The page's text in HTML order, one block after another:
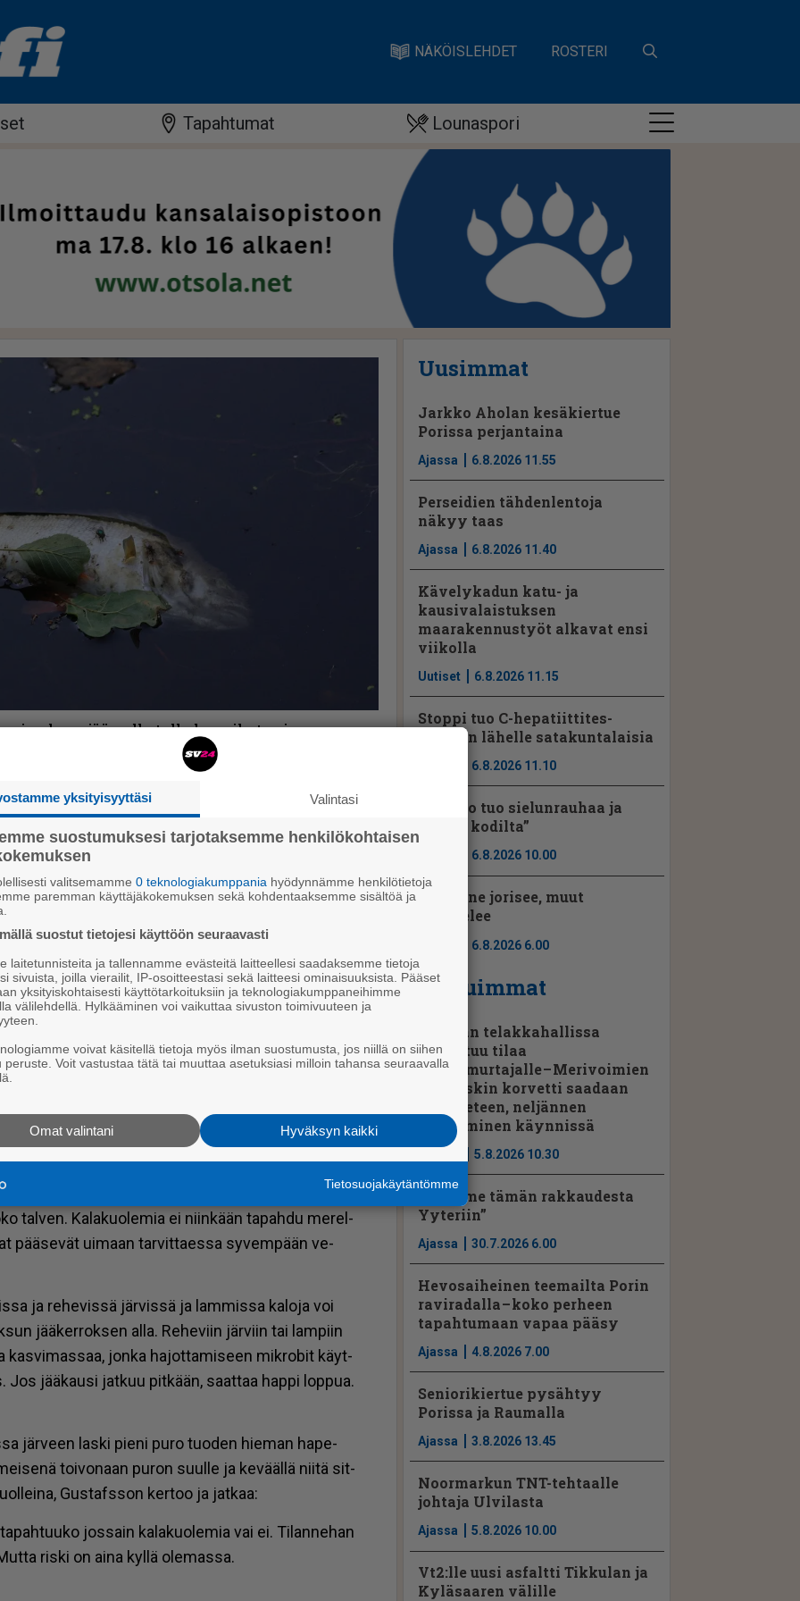
NÄKÖISLEHDET ROSTERI
Tapahtumat Lounaspori
paksun jään alla tulla happikatoa ja sen
kalakuolemia?
Whatsapp
on pak­su niin me­rel­lä kuin si­sä­ve­sil­lä­kin.
run­sain mää­rin ha­pen­puut­tee­seen jää­ker­
eri­tyi­sa­si­an­tun­ti­ja
ja pak­su­ja jää­ker­rok­sia on ol­lut en­
ol­lut vä­hem­män ja olem­me tot­tu­neet sii­hen, et­tä
tal­ven. Ka­la­kuo­le­mia ei niin­kään ta­pah­du me­rel­
pää­se­vät ui­maan tar­vit­ta­es­sa sy­vem­pään ve­
ja re­he­vis­sä jär­vis­sä ja lam­mis­sa ka­lo­ja voi
jää­ker­rok­sen al­la. Re­he­viin jär­viin tai lam­piin
kas­vi­mas­saa, jon­ka ha­jot­ta­mi­seen mik­ro­bit käyt­
Jos jää­kau­si jat­kuu pit­kään, saat­taa hap­pi lop­pua.
jär­veen las­ki pie­ni puro tuo­den hie­man ha­pe­
toi­vo­naan pu­ron suul­le ja ke­vääl­lä nii­tä sit­
Gus­tafs­son ker­too ja jat­kaa:
jos­sain ka­la­kuo­le­mia vai ei. Ti­lan­ne­han
ris­ki on ai­na kyl­lä ole­mas­sa.
Uusimmat
Jarkko Aholan kesäkiertue
Porissa perjantaina
Ajassa 6.8.2026 11.55
Perseidien tähdenlentoja
näkyy taas
Ajassa 6.8.2026 11.40
Kävelykadun katu- ja
kausivalaistuksen
maarakennustyöt alkavat ensi
viikolla
Uutiset 6.8.2026 11.15
Stoppi tuo C-hepatiit­ti­tes­
tauksen lähelle satakuntalaisia
6.8.2026 11.10
”Luonto tuo sielunrauhaa ja
tuntuu kodilta”
6.8.2026 10.00
Porilaine jorisee, muut
kuuntelee
6.8.2026 6.00
Luetuimmat
Rauman telakkahallissa
vapautuu tilaa
jenkkimurtajalle – Merivoimien
kolmaskin korvetti saadaan
pian veteen, neljännen
kokoaminen käynnissä
5.8.2026 10.30
”Teemme tämän rakkaudesta
Yyteriin”
Ajassa 30.7.2026 6.00
Hevosaiheinen teemailta Porin
raviradalla – koko perheen
tapahtumaan vapaa pääsy
Ajassa 4.8.2026 7.00
Seniorikiertue pysähtyy
Porissa ja Raumalla
Ajassa 3.8.2026 13.45
Noormarkun TNT-tehtaalle
johtaja Ulvilasta
Ajassa 5.8.2026 10.00
Vt2:lle uusi asfaltti Tikkulan ja
Kyläsaaren välille
yksityisyyttäsi Valintasi
suostumuksesi tarjotaksemme henkilökohtaisen
valitsemamme 0 teknologiakumppania hyödynnämme henkilötietoja
paremman käyttäjäkokemuksen sekä kohdentaaksemme sisältöä ja
suostut tietojesi käyttöön seuraavasti
laitetunnisteita ja tallennamme evästeitä laitteellesi saadaksemme tietoja
sivuista, joilla vierailit, IP-osoitteestasi sekä laitteesi ominaisuuksista. Pääset
yksityiskohtaisesti käyttötarkoituksiin ja teknologiakumppaneihimme
välilehdellä. Hylkääminen voi vaikuttaa sivuston toimivuuteen ja
voivat käsitellä tietoja myös ilman suostumusta, jos niillä on siihen
peruste. Voit vastustaa tätä tai muuttaa asetuksiasi milloin tahansa seuraavalla
Hyväksyn kaikki
Omat valintani
Tietosuojakäytäntömme